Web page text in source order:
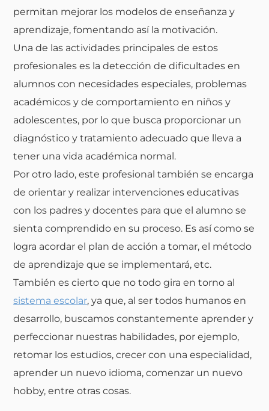
permitan mejorar los modelos de enseñanza y
aprendizaje, fomentando así la motivación.
Una de las actividades principales de estos
profesionales es la detección de dificultades en
alumnos con necesidades especiales, problemas
académicos y de comportamiento en niños y
adolescentes, por lo que busca proporcionar un
diagnóstico y tratamiento adecuado que lleva a
tener una vida académica normal.
Por otro lado, este profesional también se encarga
de orientar y realizar intervenciones educativas
con los padres y docentes para que el alumno se
sienta comprendido en su proceso. Es así como se
logra acordar el plan de acción a tomar, el método
de aprendizaje que se implementará, etc.
También es cierto que no todo gira en torno al
sistema escolar, ya que, al ser todos humanos en
desarrollo, buscamos constantemente aprender y
perfeccionar nuestras habilidades, por ejemplo,
retomar los estudios, crecer con una especialidad,
aprender un nuevo idioma, comenzar un nuevo
hobby, entre otras cosas.